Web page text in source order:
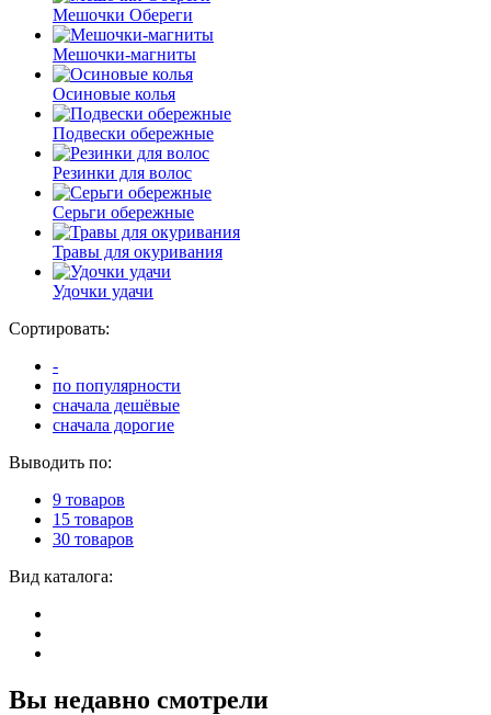
Мешочки Обереги
Мешочки-магниты
Осиновые колья
Подвески обережные
Резинки для волос
Серьги обережные
Травы для окуривания
Удочки удачи
Сортировать:
-
по популярности
сначала дешёвые
сначала дорогие
Выводить по:
9 товаров
15 товаров
30 товаров
Вид каталога:
Вы недавно смотрели